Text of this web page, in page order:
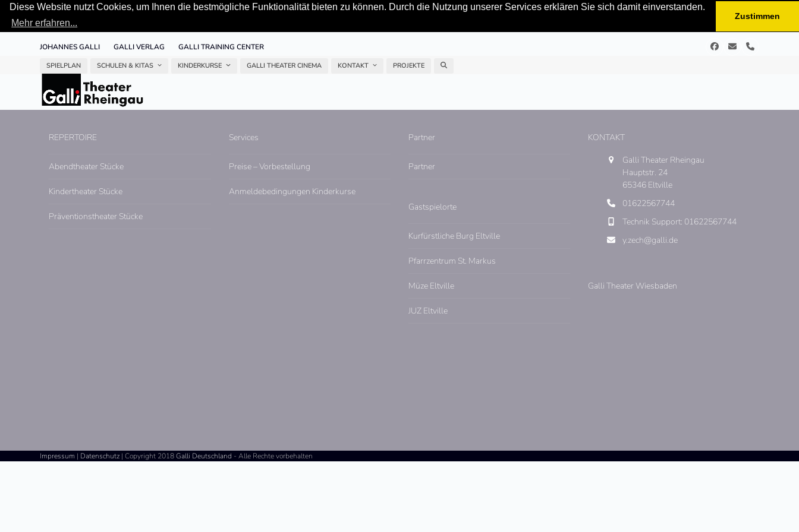
Diese Website nutzt Cookies, um Ihnen die bestmögliche Funktionalität bieten zu können. Durch die Nutzung unserer Services erklären Sie sich damit einverstanden.
Mehr erfahren...
Zustimmen
JOHANNES GALLI GALLI VERLAG GALLI TRAINING CENTER Facebook
E- Telefon
SPIELPLAN SCHULEN & KITAS KINDERKURSE GALLI THEATER CINEMA KONTAKT PROJEKTE
REPERTOIRE
Abendtheater Stücke
Kindertheater Stücke
Präventionstheater Stücke
Services
Preise – Vorbestellung
Anmeldebedingungen Kinderkurse
Partner
Partner
Gastspielorte
Kurfürstliche Burg Eltville
Pfarrzentrum St. Markus
Müze Eltville
JUZ Eltville
KONTAKT
Galli Theater Rheingau
Hauptstr. 24
65346 Eltville
01622567744
Technik Support: 01622567744
y.zech@galli.de
Galli Theater Wiesbaden
Impressum | Datenschutz | Copyright 2018Galli Deutschland - Alle Rechte vorbehalten